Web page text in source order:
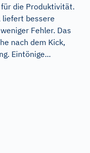
die Produktivität.
liefert bessere
Fehler. Das
nach dem Kick,
Eintönige...